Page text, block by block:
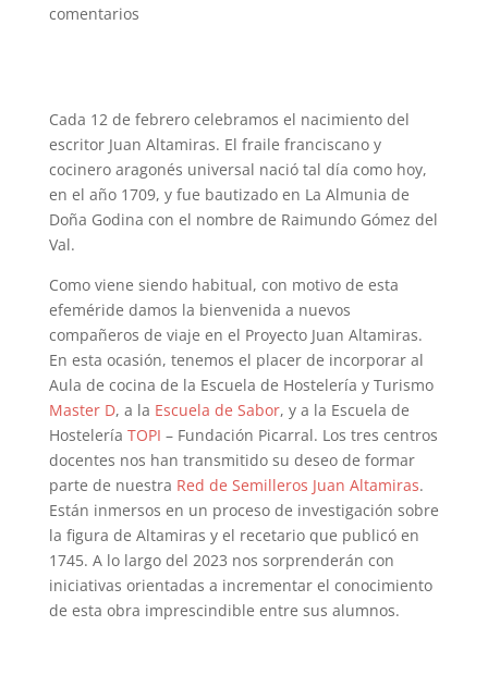
comentarios
Cada 12 de febrero celebramos el nacimiento del
escritor Juan Altamiras. El fraile franciscano y
cocinero aragonés universal nació tal día como hoy,
en el año 1709, y fue bautizado en La Almunia de
Doña Godina con el nombre de Raimundo Gómez del
Val.
Como viene siendo habitual, con motivo de esta
efeméride damos la bienvenida a nuevos
compañeros de viaje en el Proyecto Juan Altamiras.
En esta ocasión, tenemos el placer de incorporar al
Aula de cocina de la Escuela de Hostelería y Turismo
Master D, a la Escuela de Sabor, y a la Escuela de
Hostelería TOPI – Fundación Picarral. Los tres centros
docentes nos han transmitido su deseo de formar
parte de nuestra Red de Semilleros Juan Altamiras.
Están inmersos en un proceso de investigación sobre
la figura de Altamiras y el recetario que publicó en
1745. A lo largo del 2023 nos sorprenderán con
iniciativas orientadas a incrementar el conocimiento
de esta obra imprescindible entre sus alumnos.